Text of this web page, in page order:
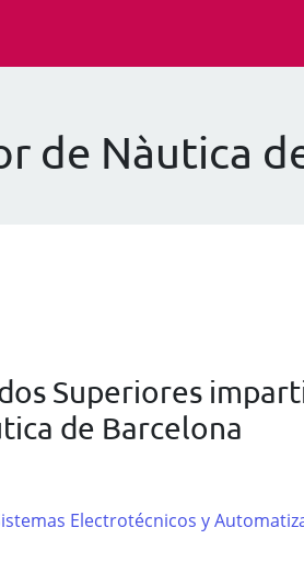
de Nàutica
Superiores
de Barcelona
Electrotécnicos y